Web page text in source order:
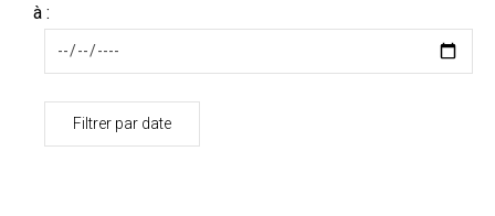
à :
Filtrer par date